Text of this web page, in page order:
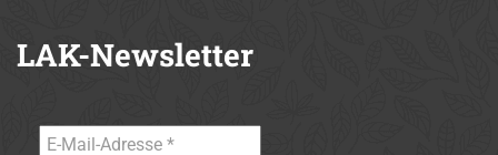
LAK-Newsletter